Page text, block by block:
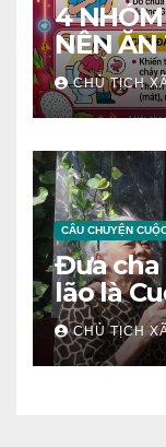
4
NÊN ĂN
TRÁNH
NGƯỜI
CHỦ TỊCH
CÂU CHUYỆN
Đưa cha
lão là
CHỦ TỊCH